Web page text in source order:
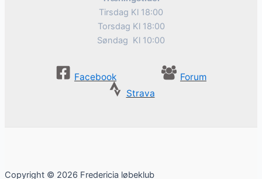
Tirsdag Kl 18:00
Torsdag Kl 18:00
Søndag Kl 10:00
Facebook
Forum
Strava
Copyright © 2026 Fredericia løbeklub